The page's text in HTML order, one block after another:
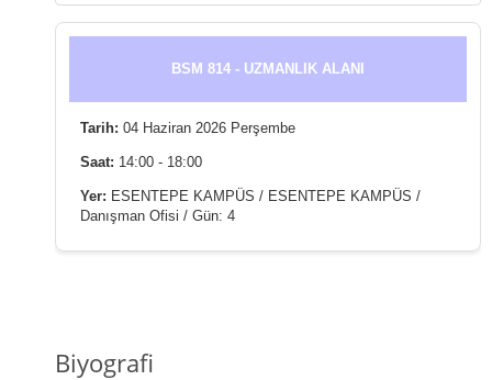
BSM 814 - UZMANLIK ALANI
Tarih: 04 Haziran 2026 Perşembe
Saat: 14:00 - 18:00
Yer: ESENTEPE KAMPÜS / ESENTEPE KAMPÜS /
Danışman Ofisi / Gün: 4
Biyografi